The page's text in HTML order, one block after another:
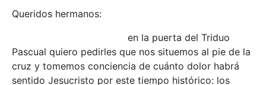
Queridos hermanos:
en la puerta del Triduo
Pascual quiero pedirles que nos situemos al pie de la
cruz y tomemos conciencia de cuánto dolor habrá
sentido Jesucristo por este tiempo histórico: los